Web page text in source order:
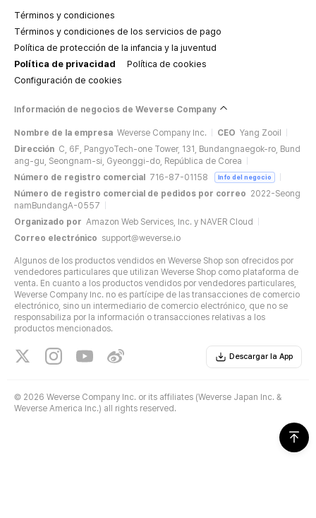
Términos y condiciones
Términos y condiciones de los servicios de pago
Política de protección de la infancia y la juventud
Política de privacidad
Política de cookies
Configuración de cookies
Información de negocios de Weverse Company
Nombre de la empresa Weverse Company Inc. CEO Yang Zooil
Dirección C, 6F, PangyoTech-one Tower, 131, Bundangnaegok-ro, Bund
ang-gu, Seongnam-si, Gyeonggi-do, República de Corea
Número de registro comercial
716-87-01158 Info del negocio
Número de registro comercial de pedidos por correo 2022-Seong
namBundangA-0557
Organizado por Amazon Web Services, Inc. y NAVER Cloud
Correo electrónico support@weverse.io
Algunos de los productos vendidos en Weverse Shop son ofrecidos por
vendedores particulares que utilizan Weverse Shop como plataforma de
venta. En cuanto a los productos vendidos por vendedores particulares,
Weverse Company Inc. no es partícipe de las transacciones de comercio
electrónico, sino un intermediario de comercio electrónico, que no se
responsabiliza por la información o transacciones relativas a los
productos mencionados.
Descargar la App
© 2026 Weverse Company Inc. or its affiliates (Weverse Japan Inc. &
Weverse America Inc.) all rights reserved.